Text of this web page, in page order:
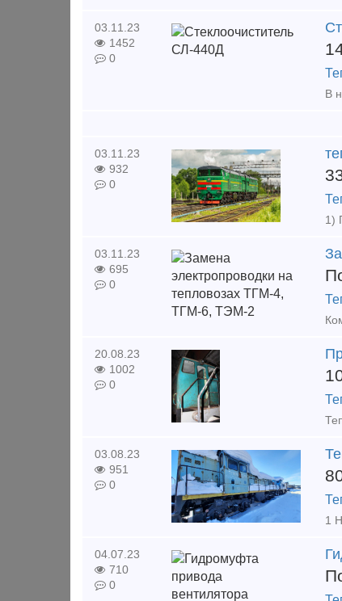
03.11.23
1452
0
03.11.23
932
0
03.11.23
695
0
20.08.23
1002
0
03.08.23
951
0
04.07.23
710
0